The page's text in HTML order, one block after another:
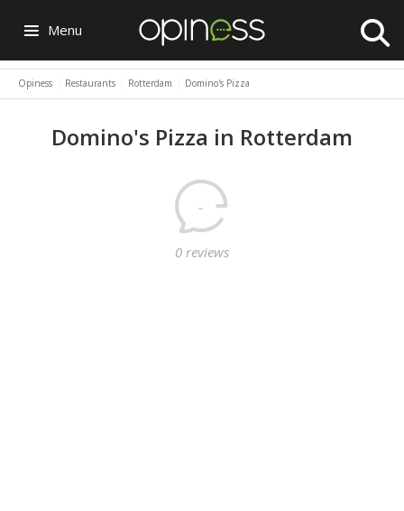
Menu
Opiness Restaurants Rotterdam Domino's Pizza
Domino's Pizza in Rotterdam
-
0 reviews